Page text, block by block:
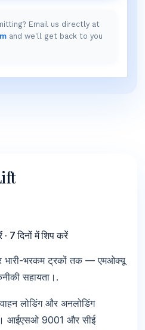
Email us directly at
and we'll get back to you
· 7 दिनों में शिप करें
भारी-भरकम ट्रकों तक — एमओक्यू
सहायता।.
लोडिंग और अनलोडिंग
आईएसओ 9001 और सीई